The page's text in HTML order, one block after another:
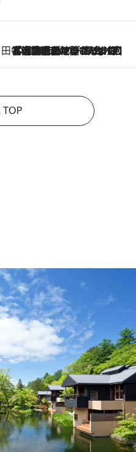
田中稲の勝手に再ブーム
2026.8.7
「湘南乃風に憧れて」観客大盛上がりの“タオル回し”に、ラッパー顔負けの高速歌唱まで…さだまさし（74）のアグレッシブすぎる現在地